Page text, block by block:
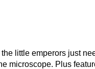
little emperors just
microscope. Plus